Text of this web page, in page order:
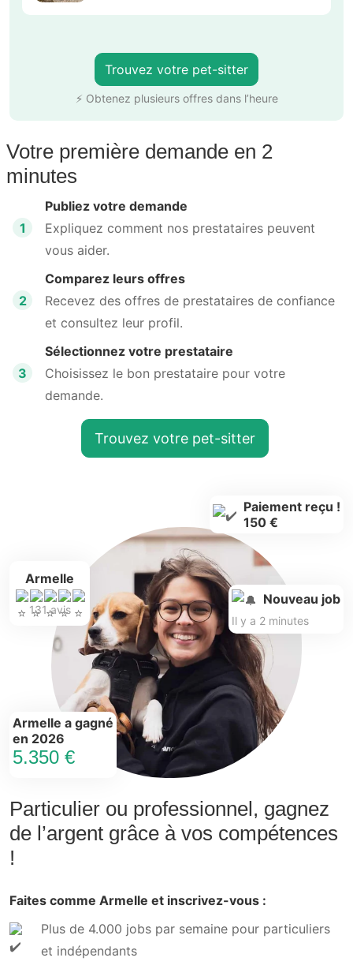
Trouvez votre pet-sitter
⚡ Obtenez plusieurs offres dans l’heure
Votre première demande en 2
minutes
1
Publiez votre demande
Expliquez comment nos prestataires peuvent
vous aider.
2
Comparez leurs offres
Recevez des offres de prestataires de confiance
et consultez leur profil.
3
Sélectionnez votre prestataire
Choisissez le bon prestataire pour votre
demande.
Trouvez votre pet-sitter
Particulier ou professionnel, gagnez
de l’argent grâce à vos compétences
!
Faites comme Armelle et inscrivez-vous :
Plus de 4.000 jobs par semaine pour particuliers
et indépendants
Armelle
131 avis
Armelle a gagné
en 2026
5.350 €
Paiement reçu !
150 €
Nouveau job
Il y a 2 minutes